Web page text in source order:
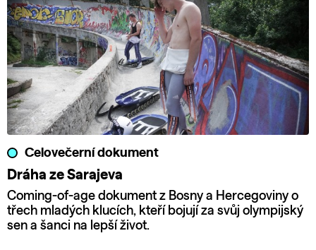
Celovečerní dokument
Dráha ze Sarajeva
Coming-of-age dokument z Bosny a Hercegoviny o
třech mladých klucích, kteří bojují za svůj olympijský
sen a šanci na lepší život.